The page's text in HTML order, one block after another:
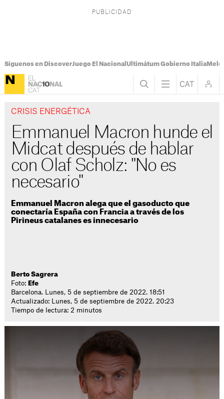
Síguenos en DiscoverJuego El Nacional Ultimátum Gobierno Italia
CRISIS ENERGÉTICA
Emmanuel Macron hunde el
Midcat después de hablar
con Olaf Scholz: "No es
necesario"
Emmanuel Macron alega que el gasoducto que
conectaría España con Francia a través de los
Pirineus catalanes es innecesario
Berto Sagrera
Foto: Efe
Barcelona. Lunes, 5 de septiembre de 2022. 18:51
Actualizado: Lunes, 5 de septiembre de 2022. 20:23
Tiempo de lectura: 2 minutos